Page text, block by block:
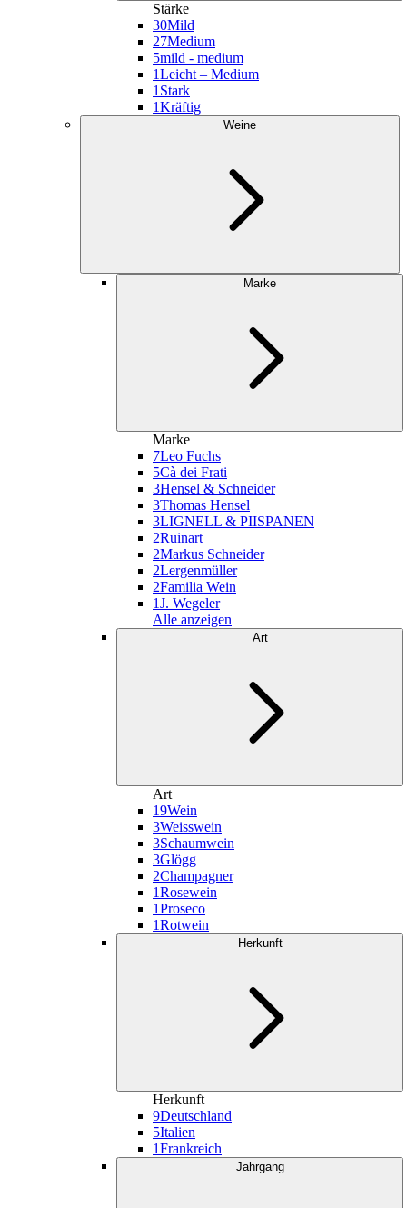
Stärke
30Mild
27Medium
5mild - medium
1Leicht – Medium
1 Stark
1Kräftig
Weine
Marke
Marke
7Leo Fuchs
5Cà dei Frati
3Hensel & Schneider
3Thomas Hensel
3LIGNELL & PIISPANEN
2Ruinart
2Markus Schneider
2Lergenmüller
2Familia Wein
1J. Wegeler
Alle anzeigen
Art
Art
19Wein
3Weisswein
3Schaumwein
3Glögg
2Champagner
1Rosewein
1Proseco
1Rotwein
Herkunft
Herkunft
9Deutschland
5Italien
1Frankreich
Jahrgang